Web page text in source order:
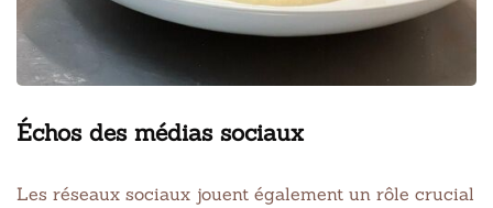
Échos des médias sociaux
Les réseaux sociaux jouent également un rôle crucial